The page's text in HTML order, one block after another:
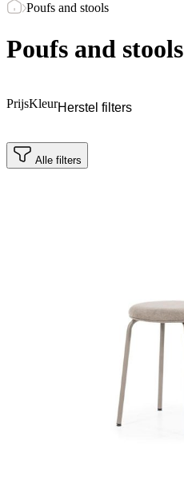
Poufs and stools
Poufs and stools
PrijsKleurHerstel filters
Alle filters